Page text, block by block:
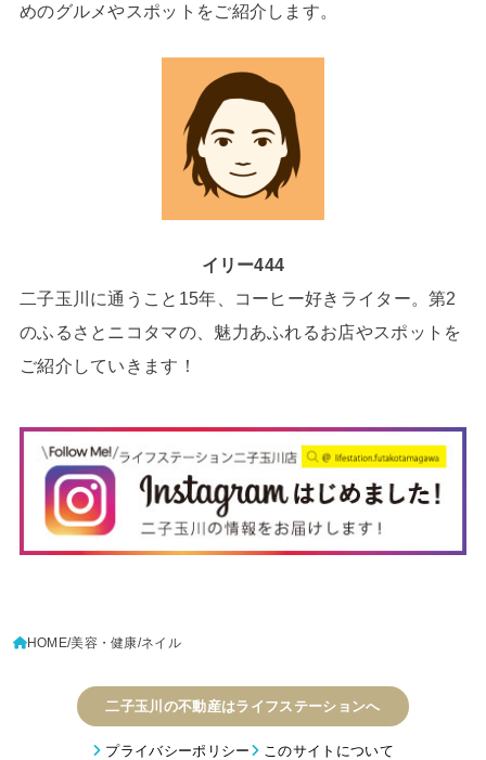
めのグルメやスポットをご紹介します。
イリー444
二子玉川に通うこと15年、コーヒー好きライター。第2
のふるさとニコタマの、魅力あふれるお店やスポットを
ご紹介していきます！
HOME 美容・健康 ネイル
二子玉川の不動産はライフステーションへ
プライバシーポリシー このサイトについて